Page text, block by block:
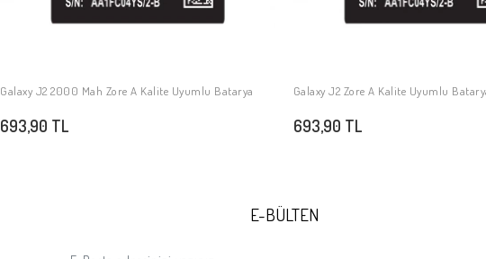
SEPETE EKLE
Galaxy J2 2000 Mah Zore A Kalite Uyumlu Batarya
693,90 TL
SEPETE EKLE
Galaxy J2 Zore A Kalite Uyumlu
693,90 TL
E-BÜLTEN